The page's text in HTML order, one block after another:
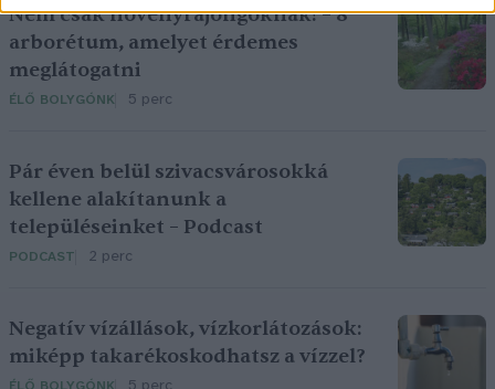
Nem csak növényrajongóknak! – 8
arborétum, amelyet érdemes
meglátogatni
ÉLŐ BOLYGÓNK 5 perc
Pár éven belül szivacsvárosokká
kellene alakítanunk a
településeinket – Podcast
PODCAST 2 perc
Negatív vízállások, vízkorlátozások:
miképp takarékoskodhatsz a vízzel?
5 perc